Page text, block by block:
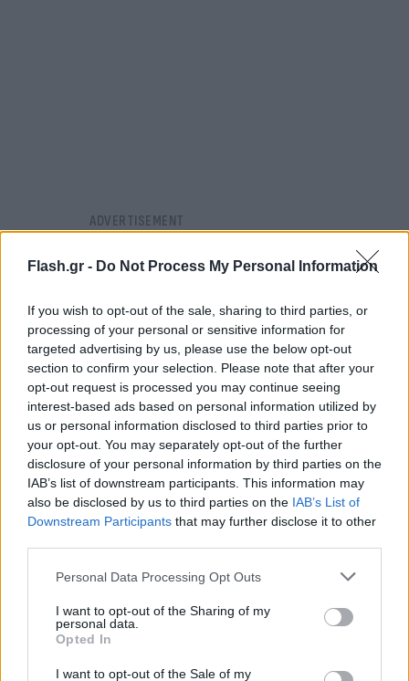
Flash.gr - Do Not Process My Personal Information
If you wish to opt-out of the sale, sharing to third parties, or
processing of your personal or sensitive information for
targeted advertising by us, please use the below opt-out
section to confirm your selection. Please note that after your
opt-out request is processed you may continue seeing
interest-based ads based on personal information utilized by
us or personal information disclosed to third parties prior to
your opt-out. You may separately opt-out of the further
disclosure of your personal information by third parties on the
IAB’s list of downstream participants. This information may
also be disclosed by us to third parties on the IAB’s List of
Downstream Participants that may further disclose it to other
Please note that this website/app uses one or more Google
not limited to your visit or usage behaviour. You may click to
grant or deny consent to Google and its third-party tags to
use your data for below specified purposes in below Google
consent section.
Personal Data Processing Opt Outs
I want to opt-out of the Sharing of my
personal data.
Opted In
I want to opt-out of the Sale of my
FLASH FOCUS